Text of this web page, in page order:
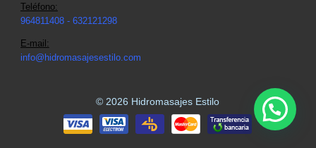
Teléfono:
964811408 - 632121298
E-mail:
info@hidromasajesestilo.com
© 2026 Hidromasajes Estilo